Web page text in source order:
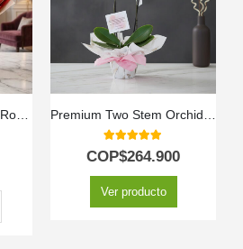
5.00out of 5
COP$264.900
Ver producto